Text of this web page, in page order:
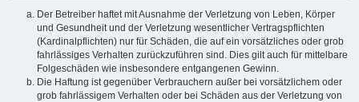
Der Betreiber haftet mit Ausnahme der Verletzung von Leben, Körper
und Gesundheit und der Verletzung wesentlicher Vertragspflichten
(Kardinalpflichten) nur für Schäden, die auf ein vorsätzliches oder grob
fahrlässiges Verhalten zurückzuführen sind. Dies gilt auch für mittelbare
Folgeschäden wie insbesondere entgangenen Gewinn.
Die Haftung ist gegenüber Verbrauchern außer bei vorsätzlichem oder
grob fahrlässigem Verhalten oder bei Schäden aus der Verletzung von